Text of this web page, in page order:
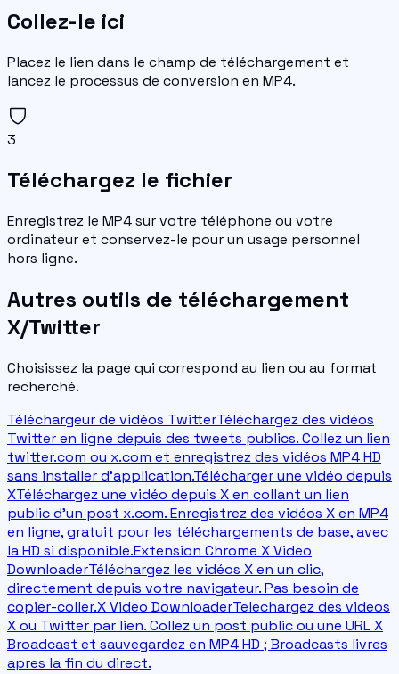
Collez-le ici
Placez le lien dans le champ de téléchargement et
lancez le processus de conversion en MP4.
3
Téléchargez le fichier
Enregistrez le MP4 sur votre téléphone ou votre
ordinateur et conservez-le pour un usage personnel
hors ligne.
Autres outils de téléchargement
X/Twitter
Choisissez la page qui correspond au lien ou au format
recherché.
Téléchargeur de vidéos TwitterTéléchargez des vidéos
Twitter en ligne depuis des tweets publics. Collez un lien
twitter.com ou x.com et enregistrez des vidéos MP4 HD
sans installer d'application.Télécharger une vidéo depuis
XTéléchargez une vidéo depuis X en collant un lien
public d'un post x.com. Enregistrez des vidéos X en MP4
en ligne, gratuit pour les téléchargements de base, avec
la HD si disponible.Extension Chrome X Video
DownloaderTéléchargez les vidéos X en un clic,
directement depuis votre navigateur. Pas besoin de
copier-coller.X Video DownloaderTelechargez des videos
X ou Twitter par lien. Collez un post public ou une URL X
Broadcast et sauvegardez en MP4 HD ; Broadcasts livres
apres la fin du direct.